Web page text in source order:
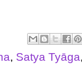
, Satya Tyāga